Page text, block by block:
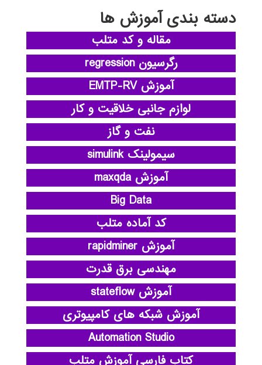
دسته بندی آموزش ها
مقاله و کد متلب
رگرسیون regression
آموزش EMTP-RV
لوازم جانبی خلاقیت و کار
نفت و گاز
سیمولینک simulink
آموزش maxqda
Big Data
کد آماده متلب
آموزش rapidminer
مهندسی برق قدرت
آموزش stateflow
آموزش شبکه های کامپیوتری
Automation Studio
کتاب فارسی آموزش متلب